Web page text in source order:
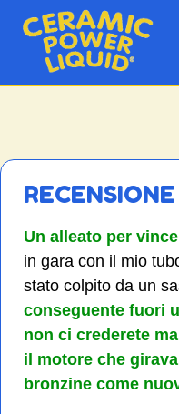
Un alleato per
in gara con il mio
stato colpito da un
conseguente fuori
non ci crederete
il motore che
bronzine come